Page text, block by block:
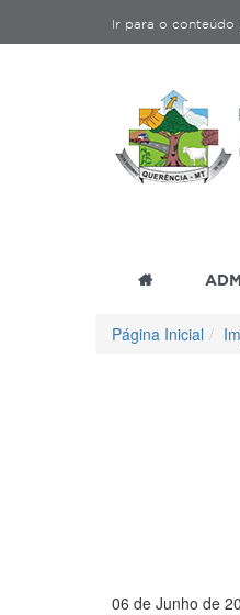
Ir para o conteúdo
Página Inicial
06 de Junho de